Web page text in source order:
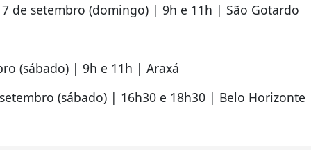
de setembro (domingo) | 9h e 11h | São Gotardo
(sábado) | 9h e 11h | Araxá
(sábado) | 16h30 e 18h30 | Belo Horizonte